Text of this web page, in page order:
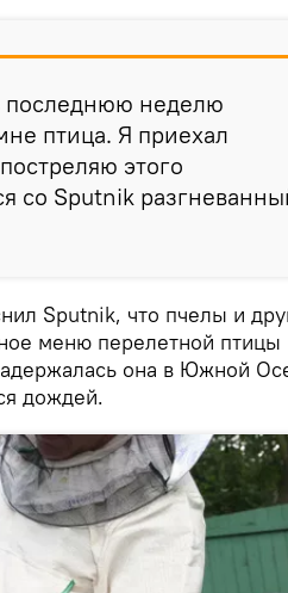
последнюю неделю
птица. Я приехал
этого
со Sputnik
Sputnik, что пчелы и
меню перелетной птицы
она в Южной
дождей.